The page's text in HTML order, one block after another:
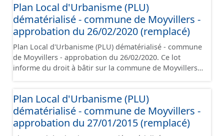
Plan Local d'Urbanisme (PLU)
dématérialisé - commune de Moyvillers -
approbation du 26/02/2020 (remplacé)
Plan Local d'Urbanisme (PLU) dématérialisé - commune
de Moyvillers - approbation du 26/02/2020. Ce lot
informe du droit à bâtir sur la commune de Moyvillers.
administratives, le rapport de présentation, le PADD, le
règlement (à l'exception des plans de zonages), les
annexes, les orientations d'aménagement et les
données géographiques. Malgré l'attention portée à la
Plan Local d'Urbanisme (PLU)
dématérialisé - commune de Moyvillers -
approbation du 27/01/2015 (remplacé)